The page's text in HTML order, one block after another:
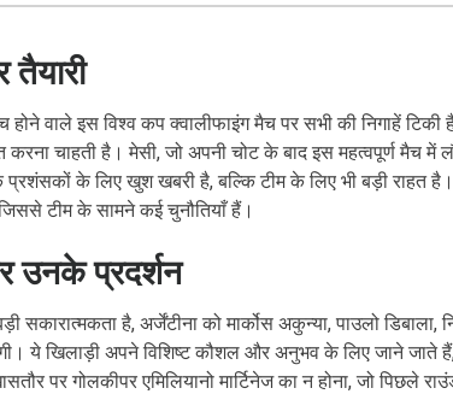
वाले इस विश्व कप क्वालीफाइंग मैच पर सभी की निगाहें टिकी
करना चाहती है। मेसी, जो अपनी चोट के बाद इस महत्वपूर्ण मैच
के लिए खुश खबरी है, बल्कि टीम के लिए भी बड़ी राहत
टीम के सामने कई चुनौतियाँ हैं।
उनके प्रदर्शन
सकारात्मकता है, अर्जेंटीना को मार्कोस अकुन्या, पाउलो डिबाला,
ये खिलाड़ी अपने विशिष्ट कौशल और अनुभव के लिए जाने जाते
पर गोलकीपर एमिलियानो मार्टिनेज का न होना, जो पिछले